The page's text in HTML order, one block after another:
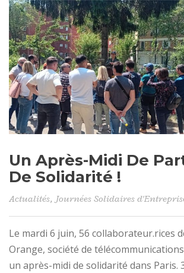
Un Après-Midi De
De Solidarité !
Actualités,Journées Solidaires
Le mardi 6 juin, 56 collaborateur.rices
Orange, société de
un après-midi de solidarité dans Paris.